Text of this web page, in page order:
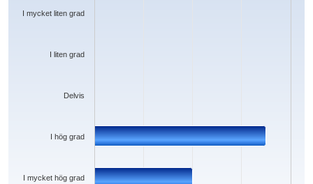
I mycket hög grad
I hög grad
Delvis
I liten grad
I mycket liten grad